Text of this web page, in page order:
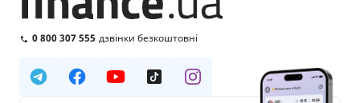
0 800 307 555 дзвінки безкоштовні